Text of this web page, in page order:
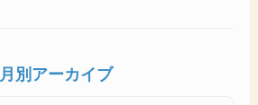
月別アーカイブ